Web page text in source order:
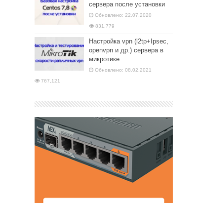
сервера после установки
Обновлено: 22.07.2020
831,779
Настройка vpn (l2tp+Ipsec,
openvpn и др.) сервера в
микротике
Обновлено: 08.02.2021
767,121